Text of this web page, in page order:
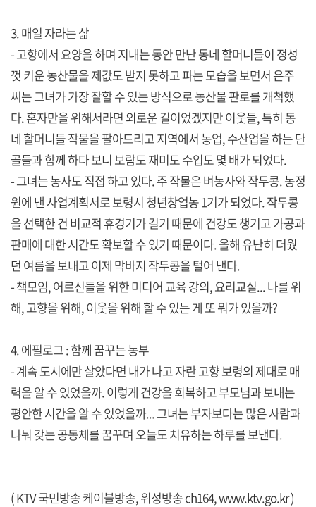
3. 매일 자라는 삶
- 고향에서 요양을 하며 지내는 동안 만난 동네 할머니들이 정성
껏 키운 농산물을 제값도 받지 못하고 파는 모습을 보면서 은주
씨는 그녀가 가장 잘할 수 있는 방식으로 농산물 판로를 개척했
다. 혼자만을 위해서라면 외로운 길이었겠지만 이웃들, 특히 동
네 할머니들 작물을 팔아드리고 지역에서 농업, 수산업을 하는 단
골들과 함께 하다 보니 보람도 재미도 수입도 몇 배가 되었다.
- 그녀는 농사도 직접 하고 있다. 주 작물은 벼농사와 작두콩. 농정
원에 낸 사업계획서로 보령시 청년창업농 1기가 되었다. 작두콩
을 선택한 건 비교적 휴경기가 길기 때문에 건강도 챙기고 가공과
판매에 대한 시간도 확보할 수 있기 때문이다. 올해 유난히 더웠
던 여름을 보내고 이제 막바지 작두콩을 털어 낸다.
- 책모임, 어르신들을 위한 미디어 교육 강의, 요리교실... 나를 위
해, 고향을 위해, 이웃을 위해 할 수 있는 게 또 뭐가 있을까?
4. 에필로그 : 함께 꿈꾸는 농부
- 계속 도시에만 살았다면 내가 나고 자란 고향 보령의 제대로 매
력을 알 수 있었을까. 이렇게 건강을 회복하고 부모님과 보내는
평안한 시간을 알 수 있었을까... 그녀는 부자보다는 많은 사람과
나눠 갖는 공동체를 꿈꾸며 오늘도 치유하는 하루를 보낸다.
( KTV 국민방송 케이블방송, 위성방송 ch164,www.ktv.go.kr)